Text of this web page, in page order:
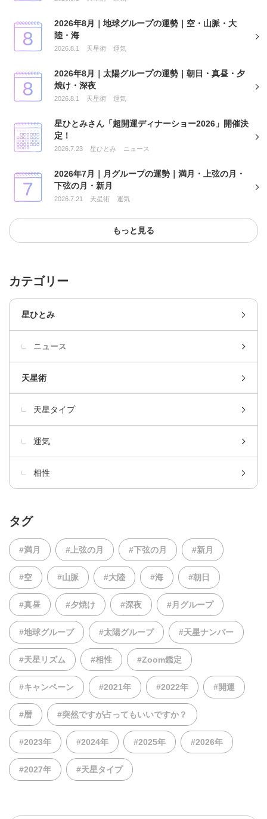
2026年8月｜地球グループの運勢｜空・山脈・大
陸・海
2026.8.1 天星術 運気
2026年8月｜太陽グループの運勢｜朝日・真昼・夕
焼け・深夜
2026.8.1 天星術 運気
星ひとみさん「超開運ディナーショー2026」開催決
定！
2026.7.23 星ひとみ ニュース
2026年7月｜月グループの運勢｜満月・上弦の月・
下弦の月・新月
2026.7.21 天星術 運気
もっと見る
カテゴリー
星ひとみ
ニュース
天星術
天星タイプ
運気
相性
タグ
#満月 #上弦の月 #下弦の月 #新月
#空 #山脈 #大陸 #海 #朝日
#真昼 #夕焼け #深夜 #月グループ
#地球グループ #太陽グループ #天星ナンバー
#天星リズム #相性 #Zoom鑑定
#キャンペーン #2021年 #2022年 #開運
#暦 #突然ですが占ってもいいですか？
#2023年 #2024年 #2025年 #2026年
#2027年 #天星タイプ